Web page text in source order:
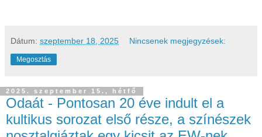
Dátum: szeptember 18, 2025 Nincsenek megjegyzések:
Megosztás
2025. szeptember 15., hétfő
Odaát - Pontosan 20 éve indult el a
kultikus sorozat első része, a színészek